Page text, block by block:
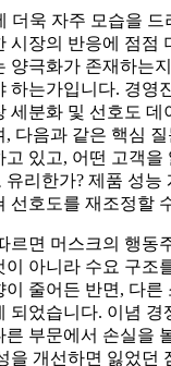
더욱 자주 모습을 드
시장의 반응에 점점
양극화가 존재하는
하는가입니다. 경영
세분화 및 선호도
, 다음과 같은 핵심
있고, 어떤 고객을
리한가? 제품 성능
선호도를 재조정할
르면 머스크의 행동
이 아니라 수요 구조
줄어든 반면, 다른
되었습니다. 이념 경
른 부문에서 손실을
을 개선하면 잃었던